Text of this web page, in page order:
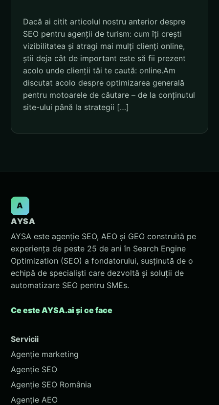
Dacă ai citit articolul nostru anterior despre
SEO pentru agenții de turism: cum îți crești
vizibilitatea și atragi mai mulți clienți online,
știi deja cât de important este să fii prezent
acolo unde clienții tăi te caută: online.Am
discutat acolo despre optimizarea generală
pentru motoarele de căutare – de la conținutul
site-ului până la strategii […]
A
AYSA
AYSA este agenție SEO, AEO și GEO construită pe
experiența de peste 25 de ani în Search Engine
Optimization (SEO) a fondatorului, susținută de o
echipă de specialiști care dezvoltă și soluții de
automatizare SEO pentru SMEs.
Ce este AYSA.ai și ce face
Servicii
Agenție marketing
Agenție SEO
Agenție SEO România
Agenție AEO